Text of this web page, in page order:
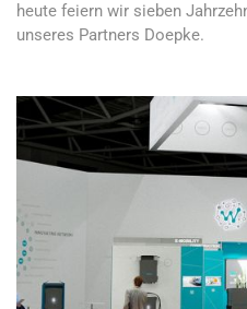
heute feiern wir sieben
unseres Partners Doepke.